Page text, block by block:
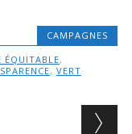
CAMPAGNES
ÉQUITABLE,
, VERT